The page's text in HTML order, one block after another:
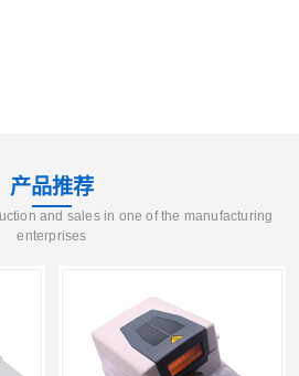
产品推荐
and sales in one of the manufacturing
enterprises